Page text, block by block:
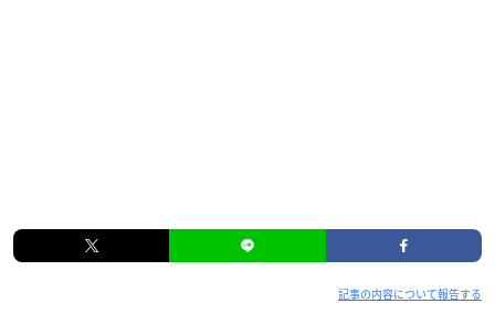
記事の内容について報告する